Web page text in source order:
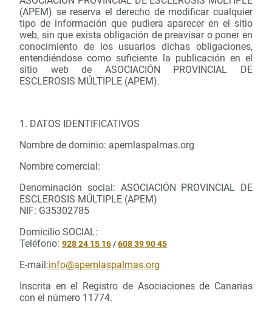
(APEM) se reserva el derecho de modificar cualquier
tipo de información que pudiera aparecer en el sitio
web, sin que exista obligación de preavisar o poner en
conocimiento de los usuarios dichas obligaciones,
entendiéndose como suficiente la publicación en el
sitio web de ASOCIACIÓN PROVINCIAL DE
ESCLEROSIS MÚLTIPLE (APEM).
1. DATOS IDENTIFICATIVOS
Nombre de dominio: apemlaspalmas.org
Nombre comercial:
Denominación social: ASOCIACIÓN PROVINCIAL DE
ESCLEROSIS MÚLTIPLE (APEM)
NIF: G35302785
Domicilio SOCIAL:
Teléfono: 928 24 15 16/608 39 90 45
E-mail:info@apemlaspalmas.org
Inscrita en el Registro de Asociaciones de Canarias
con el número 11774.